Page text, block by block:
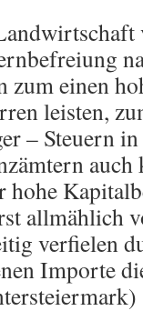
zum einen
leisten,
– Steuern
auch
hohe
allmählich
verfielen
Importe